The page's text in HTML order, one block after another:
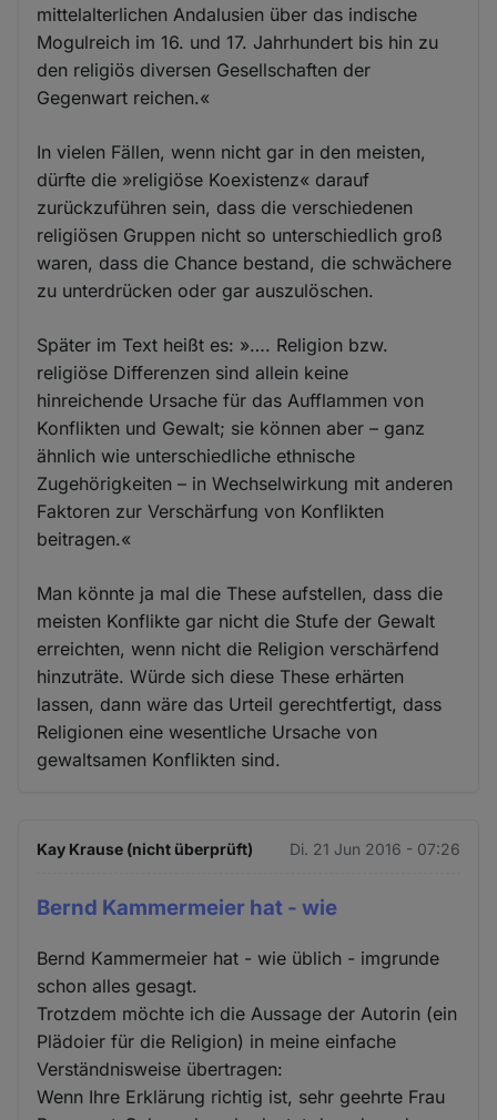
mittelalterlichen Andalusien über das indische
Mogulreich im 16. und 17. Jahrhundert bis hin zu
den religiös diversen Gesellschaften der
Gegenwart reichen.«
In vielen Fällen, wenn nicht gar in den meisten,
dürfte die »religiöse Koexistenz« darauf
zurückzuführen sein, dass die verschiedenen
religiösen Gruppen nicht so unterschiedlich groß
waren, dass die Chance bestand, die schwächere
zu unterdrücken oder gar auszulöschen.
Später im Text heißt es: »…. Religion bzw.
religiöse Differenzen sind allein keine
hinreichende Ursache für das Aufflammen von
Konflikten und Gewalt; sie können aber – ganz
ähnlich wie unterschiedliche ethnische
Zugehörigkeiten – in Wechselwirkung mit anderen
Faktoren zur Verschärfung von Konflikten
beitragen.«
Man könnte ja mal die These aufstellen, dass die
meisten Konflikte gar nicht die Stufe der Gewalt
erreichten, wenn nicht die Religion verschärfend
hinzuträte. Würde sich diese These erhärten
lassen, dann wäre das Urteil gerechtfertigt, dass
Religionen eine wesentliche Ursache von
gewaltsamen Konflikten sind.
Kay Krause (nicht überprüft) Di. 21 Jun 2016 - 07:26
Bernd Kammermeier hat - wie
Bernd Kammermeier hat - wie üblich - imgrunde
schon alles gesagt.
Trotzdem möchte ich die Aussage der Autorin (ein
Plädoier für die Religion) in meine einfache
Verständnisweise übertragen:
Wenn Ihre Erklärung richtig ist, sehr geehrte Frau